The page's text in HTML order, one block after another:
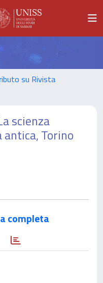
su Rivista
scienza
Torino
completa